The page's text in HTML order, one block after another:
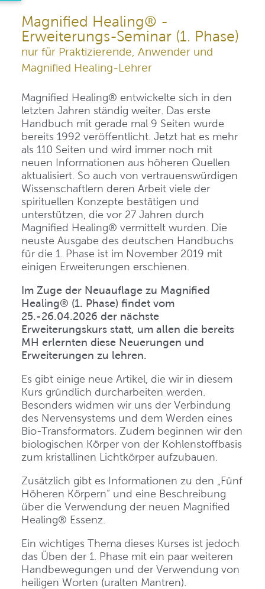
Magnified Healing® -
Erweiterungs-Seminar (1. Phase)
nur für Praktizierende, Anwender und
Magnified Healing-Lehrer
Magnified Healing® entwickelte sich in den
letzten Jahren ständig weiter. Das erste
Handbuch mit gerade mal 9 Seiten wurde
bereits 1992 veröffentlicht. Jetzt hat es mehr
als 110 Seiten und wird immer noch mit
neuen Informationen aus höheren Quellen
aktualisiert. So auch von vertrauenswürdigen
Wissenschaftlern deren Arbeit viele der
spirituellen Konzepte bestätigen und
unterstützen, die vor 27 Jahren durch
Magnified Healing® vermittelt wurden. Die
neuste Ausgabe des deutschen Handbuchs
für die 1. Phase ist im November 2019 mit
einigen Erweiterungen erschienen.
Im Zuge der Neuauflage zu Magnified
Healing® (1. Phase) findet vom
25.-26.04.2026 der nächste
Erweiterungskurs statt, um allen die bereits
MH erlernten diese Neuerungen und
Erweiterungen zu lehren.
Es gibt einige neue Artikel, die wir in diesem
Kurs gründlich durcharbeiten werden.
Besonders widmen wir uns der Verbindung
des Nervensystems und dem Werden eines
Bio-Transformators. Zudem beginnen wir den
biologischen Körper von der Kohlenstoffbasis
zum kristallinen Lichtkörper aufzubauen.
Zusätzlich gibt es Informationen zu den „Fünf
Höheren Körpern“ und eine Beschreibung
über die Verwendung der neuen Magnified
Healing® Essenz.
Ein wichtiges Thema dieses Kurses ist jedoch
das Üben der 1. Phase mit ein paar weiteren
Handbewegungen und der Verwendung von
heiligen Worten (uralten Mantren).